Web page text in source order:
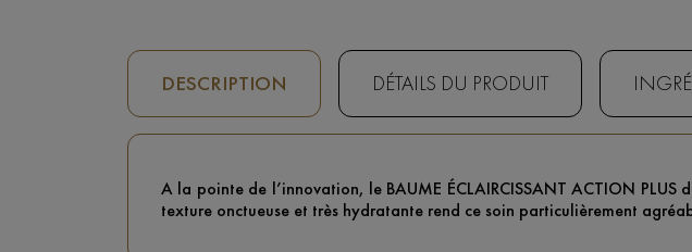
DESCRIPTION DÉTAILS DU PRODUIT
A la pointe de l’innovation, le BAUME ÉCLAIRCISSANT ACTION
texture onctueuse et très hydratante rend ce soin particulièrement